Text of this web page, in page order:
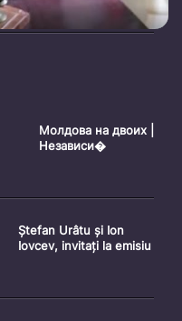
Молдова на двоих |
Независи�
Ștefan Urâtu și Ion
Iovcev, invitați la emisiu